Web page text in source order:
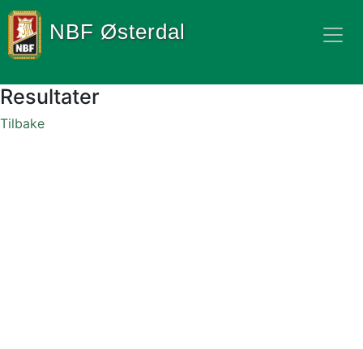
NBF Østerdal
Resultater
Tilbake